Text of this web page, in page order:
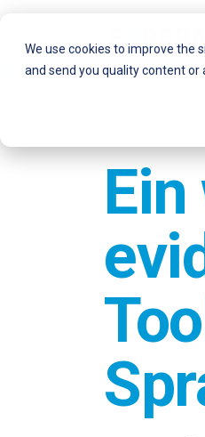
We use cookies to improve the
and send you quality content or